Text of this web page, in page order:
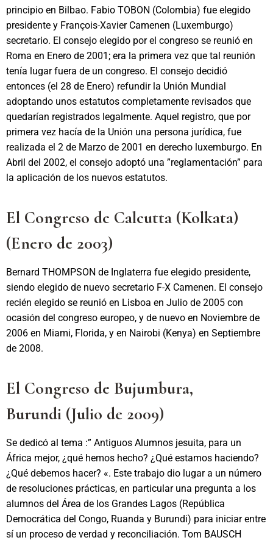
principio en Bilbao. Fabio TOBON (Colombia) fue elegido
presidente y François-Xavier Camenen (Luxemburgo)
secretario. El consejo elegido por el congreso se reunió en
Roma en Enero de 2001; era la primera vez que tal reunión
tenía lugar fuera de un congreso. El consejo decidió
entonces (el 28 de Enero) refundir la Unión Mundial
adoptando unos estatutos completamente revisados que
quedarían registrados legalmente. Aquel registro, que por
primera vez hacía de la Unión una persona jurídica, fue
realizada el 2 de Marzo de 2001 en derecho luxemburgo. En
Abril del 2002, el consejo adoptó una ”reglamentación” para
la aplicación de los nuevos estatutos.
El Congreso de Calcutta (Kolkata)
(Enero de 2003)
Bernard THOMPSON de Inglaterra fue elegido presidente,
siendo elegido de nuevo secretario F-X Camenen. El consejo
recién elegido se reunió en Lisboa en Julio de 2005 con
ocasión del congreso europeo, y de nuevo en Noviembre de
2006 en Miami, Florida, y en Nairobi (Kenya) en Septiembre
de 2008.
El Congreso de Bujumbura,
Burundi (Julio de 2009)
Se dedicó al tema :” Antiguos Alumnos jesuita, para un
África mejor, ¿qué hemos hecho? ¿Qué estamos haciendo?
¿Qué debemos hacer? «. Este trabajo dio lugar a un número
de resoluciones prácticas, en particular una pregunta a los
alumnos del Área de los Grandes Lagos (República
Democrática del Congo, Ruanda y Burundi) para iniciar entre
sí un proceso de verdad y reconciliación. Tom BAUSCH